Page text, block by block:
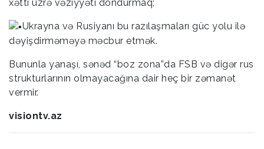
xətti üzrə vəziyyəti dondurmaq;
Ukrayna və Rusiyanı bu razılaşmaları güc yolu ilə
dəyişdirməməyə məcbur etmək.
Bununla yanaşı, sənəd “boz zona”da FSB və digər rus
strukturlarının olmayacağına dair heç bir zəmanət
vermir.
visiontv.az